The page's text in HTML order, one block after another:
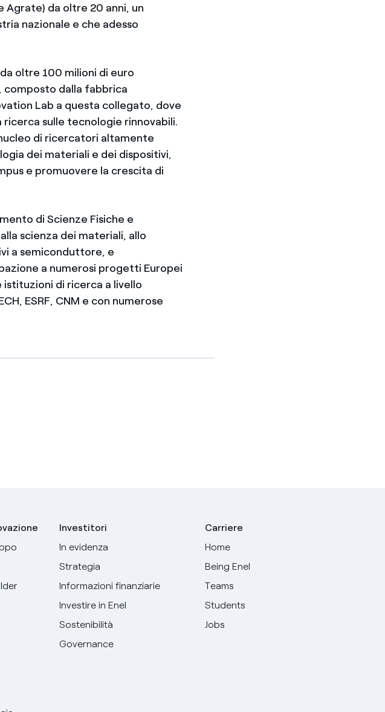
Agrate) da oltre 20 anni, un
nazionale e che adesso
oltre 100 milioni di euro
composto dalla fabbrica
Lab a questa collegato, dove
ricerca sulle tecnologie rinnovabili.
di ricercatori altamente
dei materiali e dei dispositivi,
e promuovere la crescita di
di Scienze Fisiche e
scienza dei materiali, allo
a semiconduttore, e
a numerosi progetti Europei
di ricerca a livello
ESRF, CNM e con numerose
Investitori
In evidenza
Strategia
Informazioni finanziarie
Investire in Enel
Sostenibilità
Governance
Carriere
Home
Being Enel
Teams
Students
Jobs